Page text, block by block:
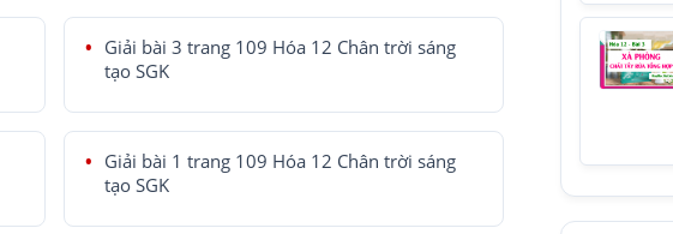
Giải bài 3 trang 109 Hóa 12 Chân trời sáng
tạo SGK
Giải bài 1 trang 109 Hóa 12 Chân trời sáng
tạo SGK